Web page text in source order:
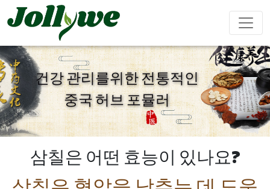
변비약 체중감량
뷰티다이어
트
면역강화 남성강화
알약 캡슐 가루음료
티백 젤리캔디
건강 관리를위한 전통적인
중국 허브 포뮬러
삼칠은 어떤 효능이 있나요?